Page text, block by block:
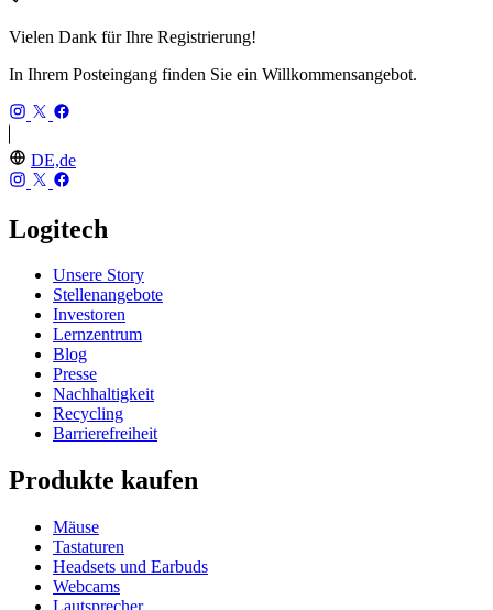
Vielen Dank für Ihre Registrierung!
In Ihrem Posteingang finden Sie ein Willkommensangebot.
DE,de
Logitech
Unsere Story
Stellenangebote
Investoren
Lernzentrum
Blog
Presse
Nachhaltigkeit
Recycling
Barrierefreiheit
Produkte kaufen
Mäuse
Tastaturen
Headsets und Earbuds
Webcams